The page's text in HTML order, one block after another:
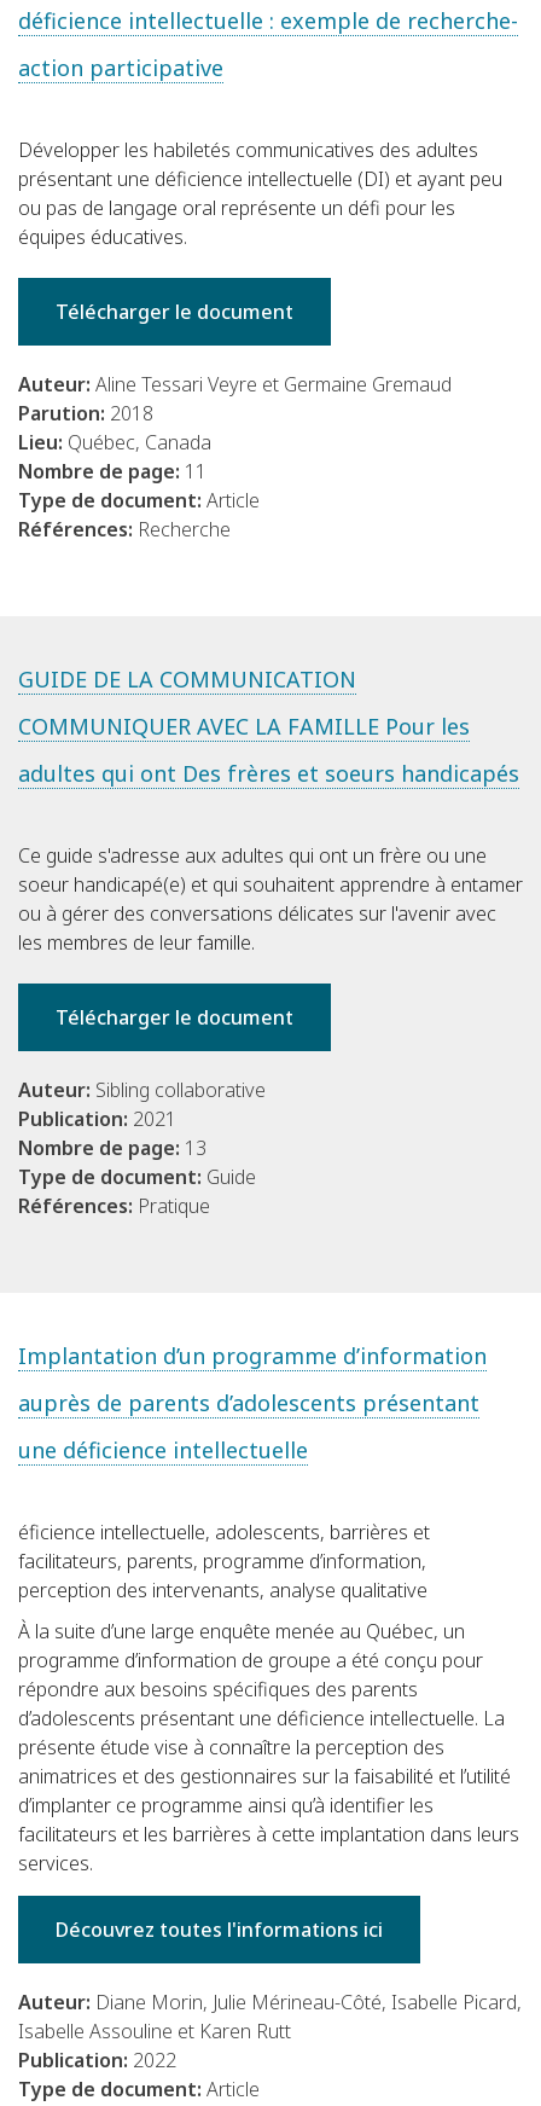
déficience intellectuelle : exemple de recherche-
action participative
Développer les habiletés communicatives des adultes
présentant une déficience intellectuelle (DI) et ayant peu
ou pas de langage oral représente un défi pour les
équipes éducatives.
Télécharger le document
Auteur: Aline Tessari Veyre et Germaine Gremaud
Parution: 2018
Lieu: Québec, Canada
Nombre de page: 11
Type de document: Article
Références: Recherche
GUIDE DE LA COMMUNICATION
COMMUNIQUER AVEC LA FAMILLE Pour les
adultes qui ont Des frères et soeurs handicapés
Ce guide s'adresse aux adultes qui ont un frère ou une
soeur handicapé(e) et qui souhaitent apprendre à entamer
ou à gérer des conversations délicates sur l'avenir avec
les membres de leur famille.
Télécharger le document
Auteur: Sibling collaborative
Publication: 2021
Nombre de page: 13
Type de document: Guide
Références: Pratique
Implantation d’un programme d’information
auprès de parents d’adolescents présentant
une déficience intellectuelle
éficience intellectuelle, adolescents, barrières et
facilitateurs, parents, programme d’information,
perception des intervenants, analyse qualitative
À la suite d’une large enquête menée au Québec, un
programme d’information de groupe a été conçu pour
répondre aux besoins spécifiques des parents
d’adolescents présentant une déficience intellectuelle. La
présente étude vise à connaître la perception des
animatrices et des gestionnaires sur la faisabilité et l’utilité
d’implanter ce programme ainsi qu’à identifier les
facilitateurs et les barrières à cette implantation dans leurs
services.
Découvrez toutes l'informations ici
Auteur: Diane Morin, Julie Mérineau-Côté, Isabelle Picard,
Isabelle Assouline et Karen Rutt
Publication: 2022
Type de document: Article